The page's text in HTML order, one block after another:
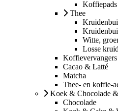
Koffiepads
Thee
Witte,
Losse
Koffievervangers
Cacao & Latté
Matcha
Thee- en koffie-
Koek & Chocolade
Chocolade